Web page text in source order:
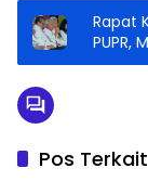
Rapat
PUPR,
Pos Terkait